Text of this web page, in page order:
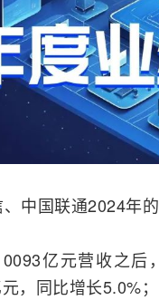
、 中国联通2024年
亿元营收之后
，同比增长5.0%；